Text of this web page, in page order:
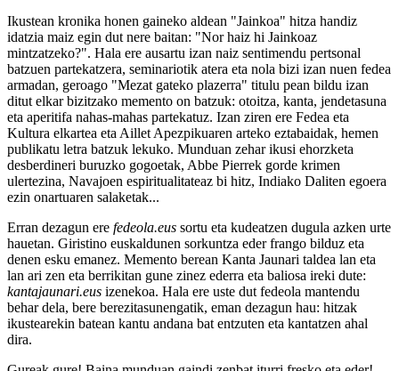
Ikustean kronika honen gaineko aldean "Jainkoa" hitza handiz
idatzia maiz egin dut nere baitan: "Nor haiz hi Jainkoaz
mintzatzeko?". Hala ere ausartu izan naiz sentimendu pertsonal
batzuen partekatzera, seminariotik atera eta nola bizi izan nuen fedea
armadan, geroago "Mezat gateko plazerra" titulu pean bildu izan
ditut elkar bizitzako memento on batzuk: otoitza, kanta, jendetasuna
eta aperitifa nahas-mahas partekatuz. Izan ziren ere Fedea eta
Kultura elkartea eta Aillet Apezpikuaren arteko eztabaidak, hemen
publikatu letra batzuk lekuko. Munduan zehar ikusi ehorzketa
desberdineri buruzko gogoetak, Abbe Pierrek gorde krimen
ulertezina, Navajoen espiritualitateaz bi hitz, Indiako Daliten egoera
ezin onartuaren salaketak...
Erran dezagun ere fedeola.eus sortu eta kudeatzen dugula azken urte
hauetan. Giristino euskaldunen sorkuntza eder frango bilduz eta
denen esku emanez. Memento berean Kanta Jaunari taldea lan eta
lan ari zen eta berrikitan gune zinez ederra eta baliosa ireki dute:
kantajaunari.eus izenekoa. Hala ere uste dut fedeola mantendu
behar dela, bere berezitasunengatik, eman dezagun hau: hitzak
ikustearekin batean kantu andana bat entzuten eta kantatzen ahal
dira.